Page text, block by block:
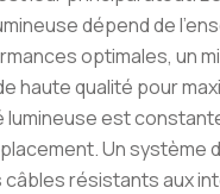
dépend de
optimales, un
haute qualité pour
lumineuse est
Un
câbles résistants aux